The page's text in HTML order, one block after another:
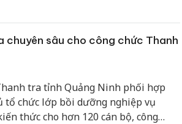
chuyên sâu cho công chức Thanh
tra tỉnh Quảng Ninh phối hợp
tổ chức lớp bồi dưỡng nghiệp vụ
thức cho hơn 120 cán bộ, công